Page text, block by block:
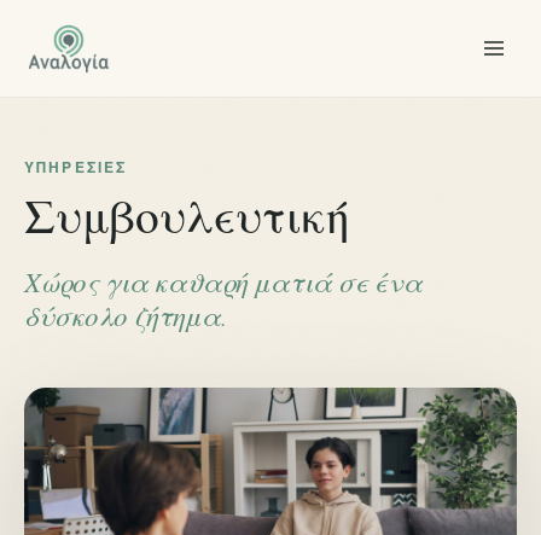
ΥΠΗΡΕΣΊΕΣ
Συμβουλευτική
Χώρος για καθαρή ματιά σε ένα
δύσκολο ζήτημα.